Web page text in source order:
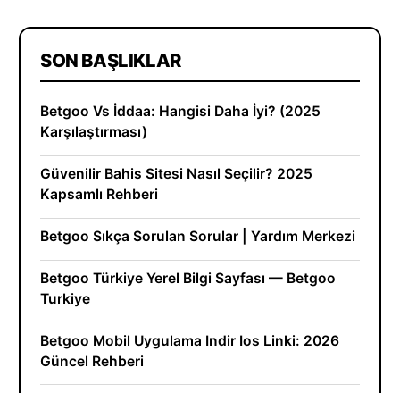
SON BAŞLIKLAR
Betgoo Vs İddaa: Hangisi Daha İyi? (2025
Karşılaştırması)
Güvenilir Bahis Sitesi Nasıl Seçilir? 2025
Kapsamlı Rehberi
Betgoo Sıkça Sorulan Sorular | Yardım Merkezi
Betgoo Türkiye Yerel Bilgi Sayfası — Betgoo
Turkiye
Betgoo Mobil Uygulama Indir Ios Linki: 2026
Güncel Rehberi